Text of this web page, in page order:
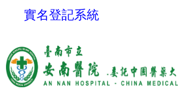
實名登記系統